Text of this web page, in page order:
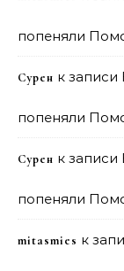
попеняли
Сурен к записи
попеняли
Сурен к записи
попеняли
mitasmies к